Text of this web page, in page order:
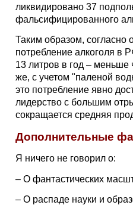
ликвидировано 37
фальсифицированного
Таким образом,
потребление алкоголя в
13 литров в год –
же, с учетом "паленой
это потребление явно
лидерство с большим
сокращается средняя
Дополнительные
Я ничего не говорил о:
– О фантастических
– О распаде науки и